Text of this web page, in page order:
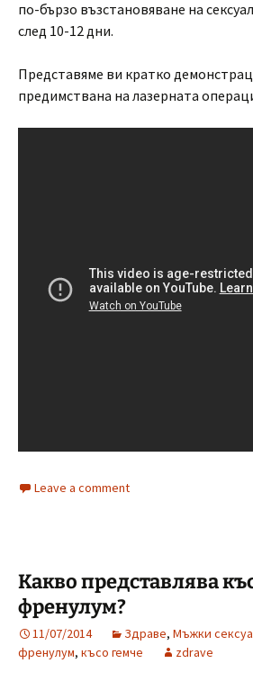
по-бързо възстановяване на
след 10-12 дни.
Представяме ви кратко
предимствана на лазерната
Leave a comment
Какво представлява
френулум?
11/07/2014 Здраве, Мъжки
френулум, късо гемче zdrave